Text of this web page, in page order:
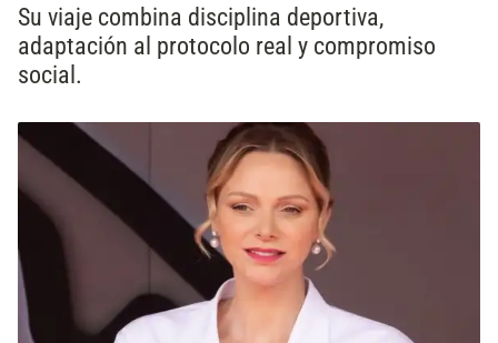
Su viaje combina disciplina deportiva,
adaptación al protocolo real y compromiso
social.